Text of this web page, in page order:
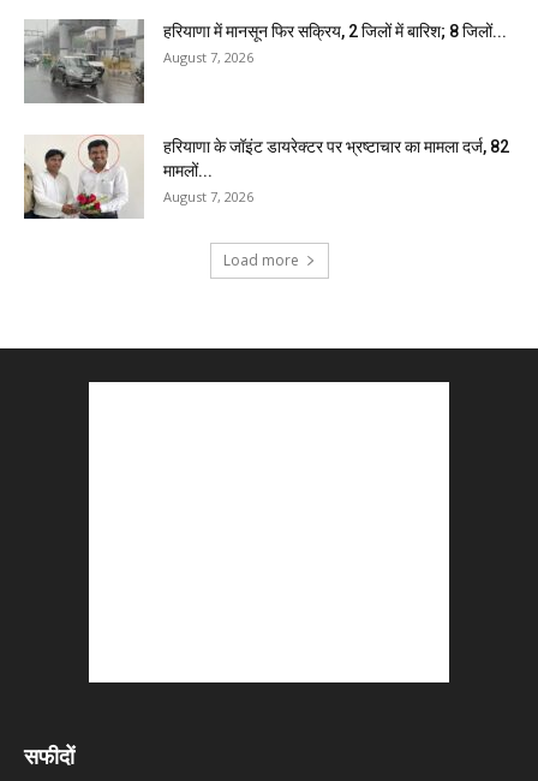
हरियाणा में मानसून फिर सक्रिय, 2 जिलों में बारिश; 8 जिलों...
August 7, 2026
हरियाणा के जॉइंट डायरेक्टर पर भ्रष्टाचार का मामला दर्ज, 82
मामलों...
August 7, 2026
Load more
सफीदों